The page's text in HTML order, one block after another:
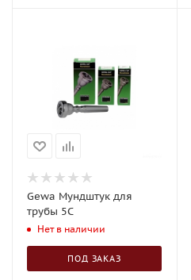
Gewa Мундштук для
трубы 5C
Нет в наличии
ПОД ЗАКАЗ